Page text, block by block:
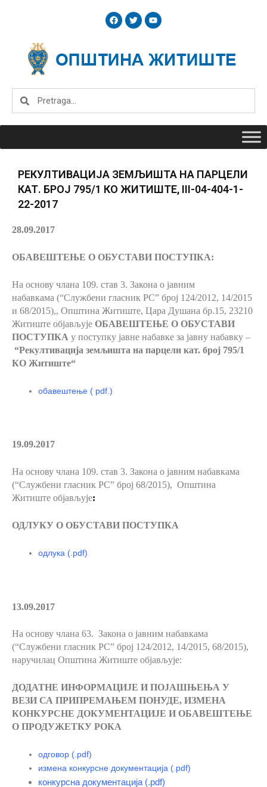
F
a
c
o
o
T
w
i
e
r
Y
o
u
b
e
Search
РЕКУЛТИВАЦИЈА ЗЕМЉИШТА НА ПАРЦЕЛИ
КАТ. БРОЈ 795/1 КО ЖИТИШТЕ, III-04-404-1-
22-2017
28.09.2017
ОБАВЕШТЕЊЕ О ОБУСТАВИ ПОСТУПКА:
На основу члана 109. став 3. Закона о јавним
набавкама (“Службени гласник РС” број 124/2012, 14/2015
и 68/2015),, Општина Житиште, Цара Душана бр.15, 23210
Житиште објављује ОБАВЕШТЕЊЕ О ОБУСТАВИ
ПОСТУПКА у поступку јавне набавке за јавну набавку –
“Рекултивација земљишта на парцели кат. број 795/1
КО Житиште“
обавештење ( pdf.)
19.09.2017
На основу члана 109. став 3. Закона о јавним набавкама
(“Службени гласник РС” број 68/2015), Општина
Житиште објављује:
ОДЛУКУ О ОБУСТАВИ ПОСТУПКА
одлука (.pdf)
13.09.2017
На основу члана 63. Закона о јавним набавкама
(“Службени гласник РС” број 124/2012, 14/2015, 68/2015),
наручилац Општина Житиште објављује:
ДОДАТНЕ ИНФОРМАЦИЈЕ И ПОЈАШЊЕЊА У
ВЕЗИ СА ПРИПРЕМАЊЕМ ПОНУДЕ, ИЗМЕНА
КОНКУРСНЕ ДОКУМЕНТАЦИЈЕ И ОБАВЕШТЕЊЕ
О ПРОДУЖЕТКУ РОКА
одговор (.pdf)
измена конкурсне документација (.pdf)
конкурсна документација (.pdf)